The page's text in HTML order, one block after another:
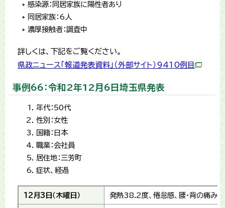
感染源：同居家族に陽性者あり
同居家族：6人
濃厚接触者：調査中
詳しくは、下記をご覧ください。
県政ニュース「報道発表資料」（外部サイト）9410例目
事例66：令和2年12月6日埼玉県発表
年代：50代
性別：女性
国籍：日本
職業：会社員
居住地：三芳町
症状、経過
12月3日（木曜日） 発熱38.2度、倦怠感、腰・背の痛み、